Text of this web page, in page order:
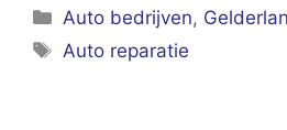
Categorieën
Auto bedrijven,
Tags
Auto reparatie